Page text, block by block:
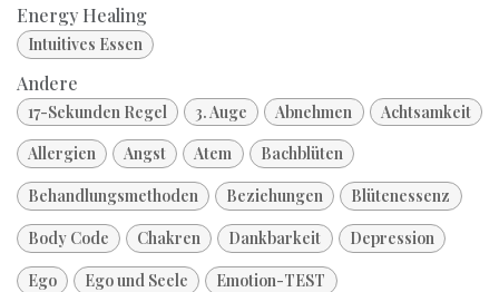
Energy Healing
Intuitives Essen
Andere
17-Sekunden Regel 3. Auge Abnehmen
Achtsamkeit
Allergien
Angst Atem
Bachblüten
Behandlungsmethoden
Beziehungen
Blütenessenz
Body Code
Chakren Dankbarkeit
Depression
Ego
Ego und Seele
Emotion-TEST